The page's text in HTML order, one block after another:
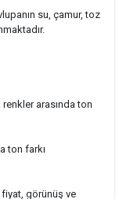
su, çamur, toz
arasında ton
ton farkı
fiyat, görünüş ve